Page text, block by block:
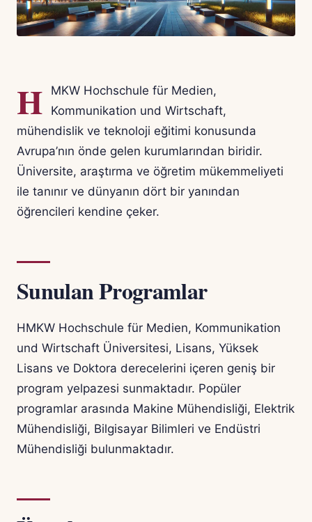
H
MKW Hochschule für Medien,
Kommunikation und Wirtschaft,
mühendislik ve teknoloji eğitimi konusunda
Avrupa’nın önde gelen kurumlarından biridir.
Üniversite, araştırma ve öğretim mükemmeliyeti
ile tanınır ve dünyanın dört bir yanından
öğrencileri kendine çeker.
Sunulan Programlar
HMKW Hochschule für Medien, Kommunikation
und Wirtschaft Üniversitesi, Lisans, Yüksek
Lisans ve Doktora derecelerini içeren geniş bir
program yelpazesi sunmaktadır. Popüler
programlar arasında Makine Mühendisliği, Elektrik
Mühendisliği, Bilgisayar Bilimleri ve Endüstri
Mühendisliği bulunmaktadır.